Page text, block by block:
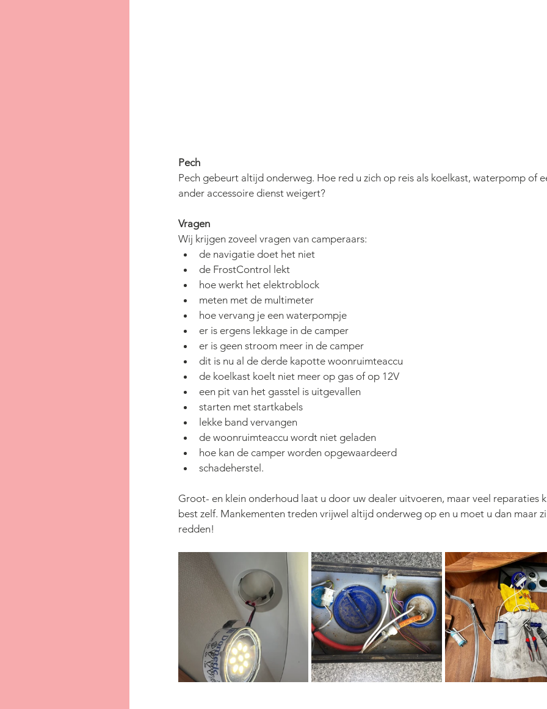
Pech
Pech gebeurt altijd onderweg. Hoe red u zich op reis als koelkast, waterpomp of
ander accessoire dienst weigert?
Vragen
Wij krijgen zoveel vragen van camperaars:
de navigatie doet het niet
de FrostControl lekt
hoe werkt het elektroblock
meten met de multimeter
hoe vervang je een waterpompje
er is ergens lekkage in de camper
er is geen stroom meer in de camper
dit is nu al de derde kapotte woonruimteaccu
de koelkast koelt niet meer op gas of op 12V
een pit van het gasstel is uitgevallen
starten met startkabels
lekke band vervangen
de woonruimteaccu wordt niet geladen
hoe kan de camper worden opgewaardeerd
schadeherstel.
Groot- en klein onderhoud laat u door uw dealer uitvoeren, maar veel reparaties
best zelf. Mankementen treden vrijwel altijd onderweg op en u moet u dan maar
redden!